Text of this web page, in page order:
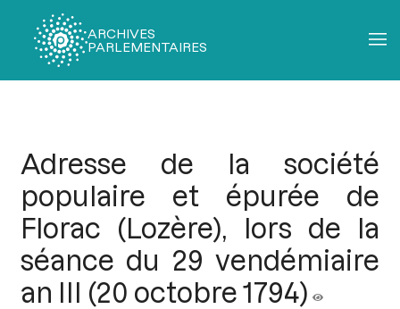
ARCHIVES
PARLEMENTAIRES
Adresse de la société
populaire et épurée de
Florac (Lozère), lors de la
séance du 29 vendémiaire
an III (20 octobre 1794)